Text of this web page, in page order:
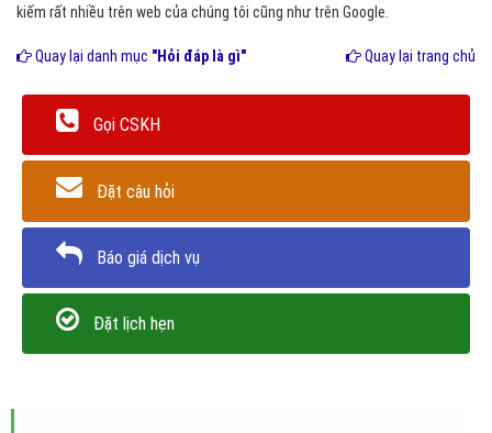
kiếm rất nhiều trên web của chúng tôi cũng như trên Google.
Quay lại danh mục "Hỏi đáp là gì" Quay lại trang chủ
Gọi CSKH
Đặt câu hỏi
Báo giá dịch vụ
Đặt lịch hẹn